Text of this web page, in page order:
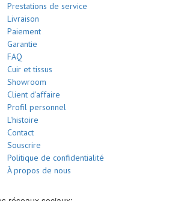
Prestations de service
Livraison
Paiement
Garantie
FAQ
Cuir et tissus
Showroom
Client d'affaire
Profil personnel
L'histoire
Contact
Souscrire
Politique de confidentialité
À propos de nous